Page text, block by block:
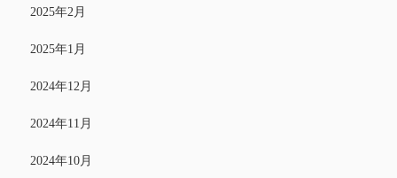
2025年2月
2025年1月
2024年12月
2024年11月
2024年10月